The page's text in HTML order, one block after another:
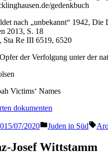
gedenkbuch
nach „unbekannt“ 1942,
2013, S. 18
Sta Re III 6519, 6520
der Verfolgung unter der
Victims‘ Names
dokumenten
15/07/2020
Veröffentlicht
Juden in Süd
Josef Wittstamm